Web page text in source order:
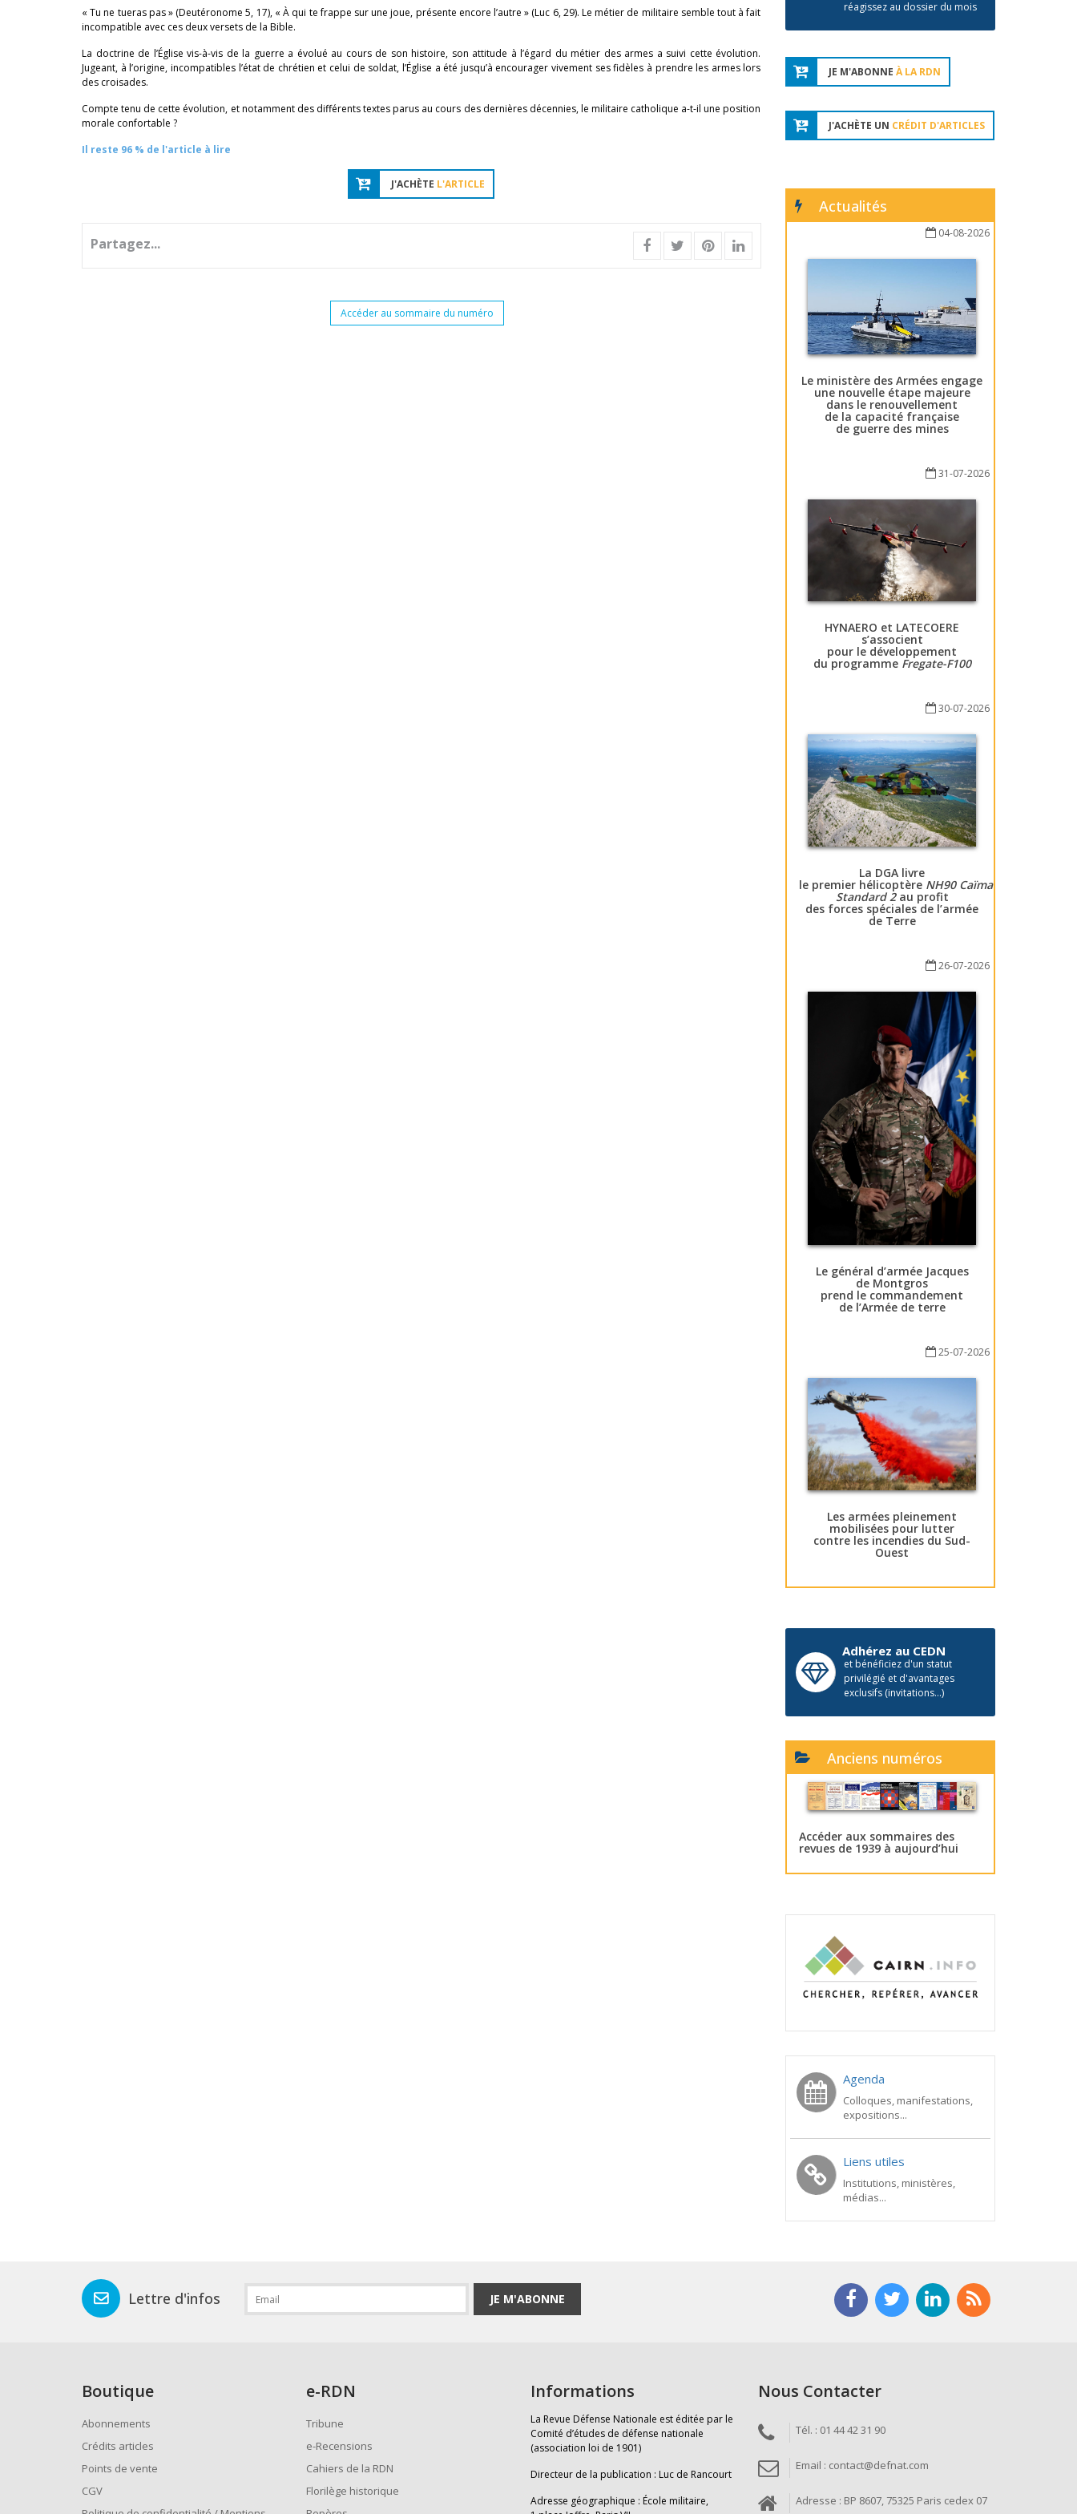
« Tu ne tueras pas » (Deutéronome 5, 17), « À qui te frappe sur une joue, présente encore l’autre » (Luc 6, 29). Le métier de militaire semble tout à fait
incompatible avec ces deux versets de la Bible.
La doctrine de l’Église vis-à-vis de la guerre a évolué au cours de son histoire, son attitude à l’égard du métier des armes a suivi cette évolution.
Jugeant, à l’origine, incompatibles l’état de chrétien et celui de soldat, l’Église a été jusqu’à encourager vivement ses fidèles à prendre les armes lors
des croisades.
Compte tenu de cette évolution, et notamment des différents textes parus au cours des dernières décennies, le militaire catholique a-t-il une position
morale confortable ?
Il reste 96 % de l'article à lire
J'ACHÈTE L'ARTICLE
Partagez...
Accéder au sommaire du numéro
réagissez au dossier du mois
JE M'ABONNE À LA RDN
J'ACHÈTE UN CRÉDIT D'ARTICLES
Actualités
04-08-2026
Le ministère des Armées engage
une nouvelle étape majeure
dans le renouvellement
de la capacité française
de guerre des mines
31-07-2026
HYNAERO et LATECOERE
s’associent
pour le développement
du programme Fregate-F100
30-07-2026
La DGA livre
le premier hélicoptère NH90 Caïman
Standard 2au profit
des forces spéciales de l’armée
de Terre
26-07-2026
Le général d’armée Jacques
de Montgros
prend le commandement
de l’Armée de terre
25-07-2026
Les armées pleinement
mobilisées pour lutter
contre les incendies du Sud-
Ouest
Adhérez au CEDN
et bénéficiez d'un statut
privilégié et d'avantages
exclusifs (invitations...)
Anciens numéros
Accéder aux sommaires des
revues de 1939 à aujourd’hui
Agenda
Colloques, manifestations,
expositions...
Liens utiles
Institutions, ministères,
médias...
Lettre d'infos JE M'ABONNE
Boutique
Abonnements
Crédits articles
Points de vente
CGV
e-RDN
Tribune
e-Recensions
Cahiers de la RDN
Florilège historique
Informations
La Revue Défense Nationale est éditée par le
Comité d’études de défense nationale
(association loi de 1901)
Directeur de la publication : Luc de Rancourt
Adresse géographique : École militaire,
Nous Contacter
Tél. : 01 44 42 31 90
Email : contact@defnat.com
Adresse : BP 8607, 75325 Paris cedex 07